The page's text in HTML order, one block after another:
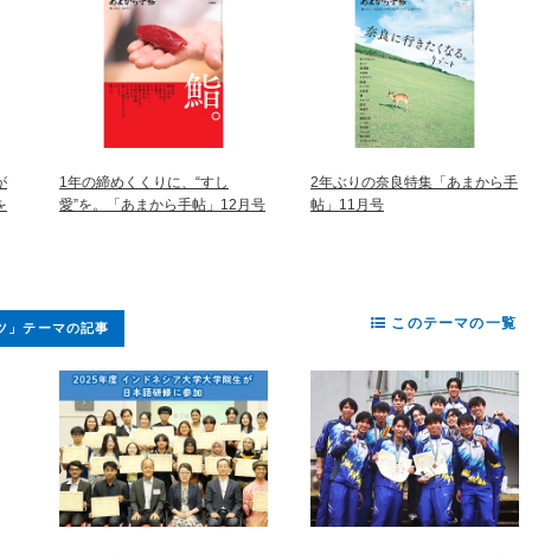
1年の締めくくりに、“すし
愛”を。「あまから手帖」12月号
2年ぶりの奈良特集「あまから手
帖」11月号
」テーマの記事 このテーマの一覧